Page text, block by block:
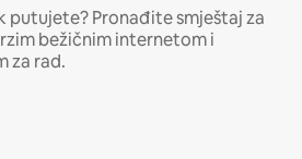
putujete? Pronađite smještaj za
bežičnim internetom i
za rad.